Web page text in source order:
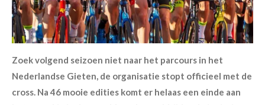
Zoek volgend seizoen niet naar het parcours in het
Nederlandse Gieten, de organisatie stopt officieel met de
cross. Na 46 mooie edities komt er helaas een einde aan